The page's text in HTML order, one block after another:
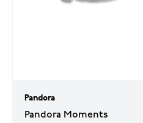
Pandora
Pandora Moments